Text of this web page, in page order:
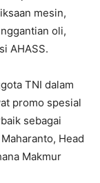
mesin,
oli,
AHASS.
TNI dalam
promo spesial
sebagai
Head
Makmur